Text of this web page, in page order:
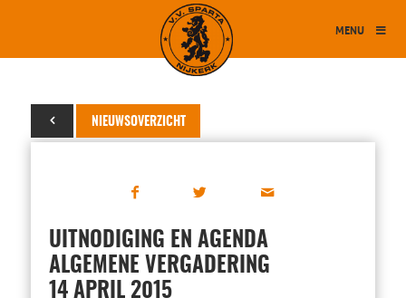
MENU
NIEUWSOVERZICHT
07 april 2015
UITNODIGING EN AGENDA
ALGEMENE VERGADERING
14 APRIL 2015